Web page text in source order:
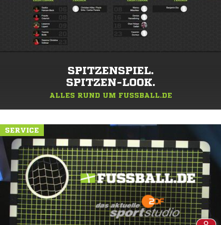
SPITZENSPIEL.
SPITZEN-LOOK.
ALLES RUND UM FUSSBALL.DE
SERVICE